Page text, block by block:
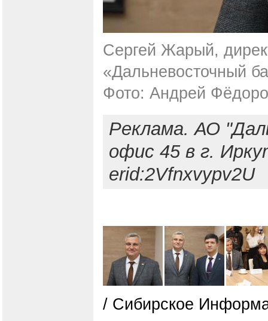
Сергей Жарый,
«Дальневосточный
Фото: Андрей
Реклама. АО
офис 45 в г.
erid:2Vfnxvypv2U
/ Сибирское